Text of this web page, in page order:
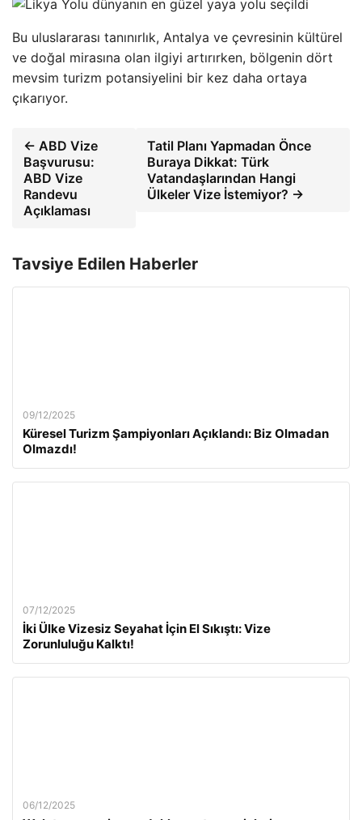
Bu uluslararası tanınırlık, Antalya ve çevresinin kültürel
ve doğal mirasına olan ilgiyi artırırken, bölgenin dört
mevsim turizm potansiyelini bir kez daha ortaya
çıkarıyor.
← ABD Vize
Başvurusu:
ABD Vize
Randevu
Açıklaması
Tatil Planı Yapmadan Önce
Buraya Dikkat: Türk
Vatandaşlarından Hangi
Ülkeler Vize İstemiyor? →
Tavsiye Edilen Haberler
09/12/2025
Küresel Turizm Şampiyonları Açıklandı: Biz Olmadan
Olmazdı!
07/12/2025
İki Ülke Vizesiz Seyahat İçin El Sıkıştı: Vize
Zorunluluğu Kalktı!
06/12/2025